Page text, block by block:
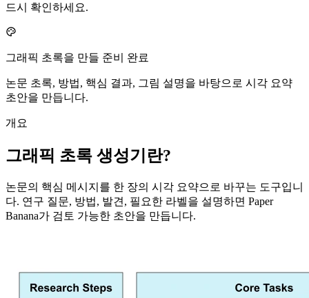
드시 확인하세요.
그래픽 초록을 만들 준비 완료
논문 초록, 방법, 핵심 결과, 그림 설명을 바탕으로 시각 요약
초안을 만듭니다.
개요
그래픽 초록 생성기란?
논문의 핵심 메시지를 한 장의 시각 요약으로 바꾸는 도구입니
다. 연구 질문, 방법, 발견, 필요한 라벨을 설명하면 Paper
Banana가 검토 가능한 초안을 만듭니다.